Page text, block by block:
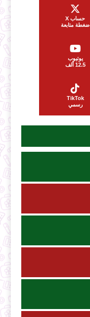
حساب X
ضغطة متابعة
يوتيوب
12.5 ألف
TikTok
رسمي